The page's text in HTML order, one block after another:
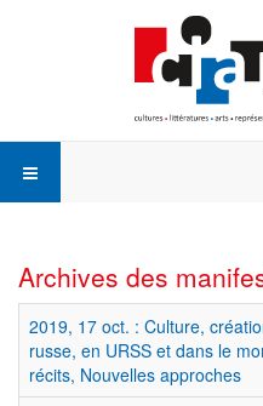
Archives des
2019, 17 oct. : Culture,
russe, en URSS et dans le
récits, Nouvelles approches